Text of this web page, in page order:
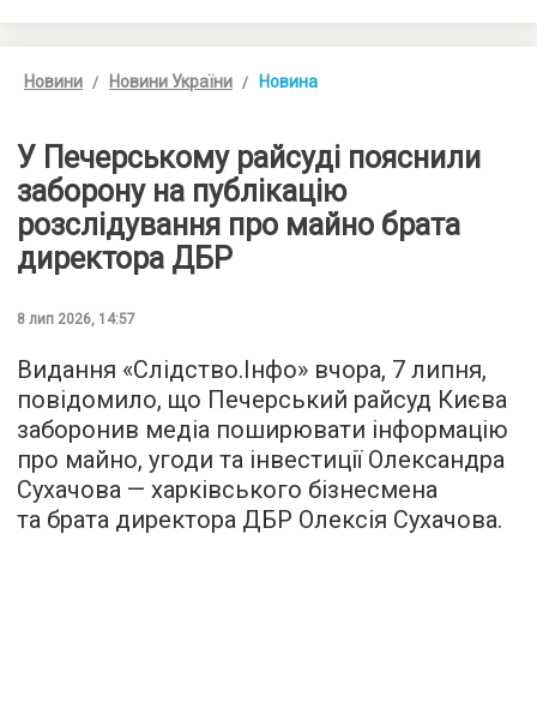
Новини Новини України Новина
У Печерському райсуді пояснили
заборону на публікацію
розслідування про майно брата
директора ДБР
8 лип 2026, 14:57
Видання «Слідство.Інфо» вчора, 7 липня,
повідомило, що Печерський райсуд Києва
заборонив медіа поширювати інформацію
про майно, угоди та інвестиції Олександра
Сухачова — харківського бізнесмена
та брата директора ДБР Олексія Сухачова.